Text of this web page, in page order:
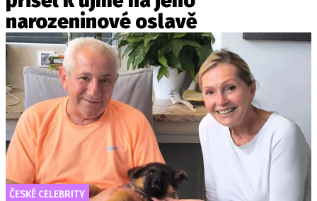
narozeninové oslavě
ČESKÉ CELEBRITY